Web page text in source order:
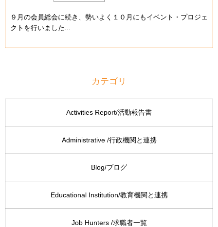
９月の会員総会に続き、勢いよく１０月にもイベント・プロジェ
クトを行いました...
カテゴリ
Activities Report/活動報告書
Administrative /行政機関と連携
Blog/ブログ
Educational Institution/教育機関と連携
Job Hunters /求職者一覧